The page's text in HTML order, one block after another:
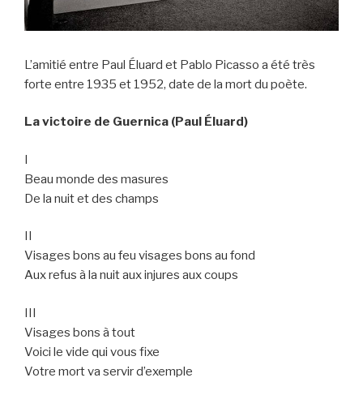
L’amitié entre Paul Éluard et Pablo Picasso a été très
forte entre 1935 et 1952, date de la mort du poète.
La victoire de Guernica (Paul Éluard)
I
Beau monde des masures
De la nuit et des champs
Visages bons au feu visages bons au fond
Aux refus à la nuit aux injures aux coups
III
Visages bons à tout
Voici le vide qui vous fixe
Votre mort va servir d’exemple